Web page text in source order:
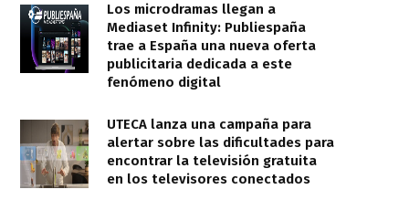
Los microdramas llegan a
Mediaset Infinity: Publiespaña
trae a España una nueva oferta
publicitaria dedicada a este
fenómeno digital
UTECA lanza una campaña para
alertar sobre las dificultades para
encontrar la televisión gratuita
en los televisores conectados